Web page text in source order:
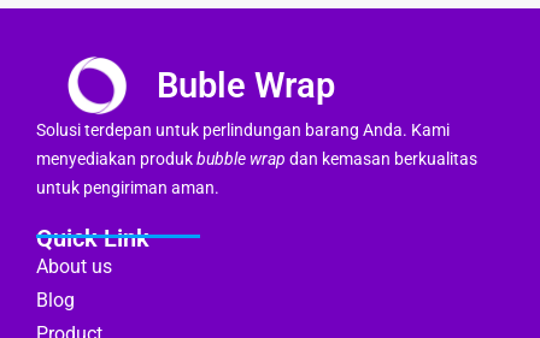
Buble Wrap
Solusi terdepan untuk perlindungan barang Anda. Kami
menyediakan produkbubble wrap dan kemasan berkualitas
untuk pengiriman aman.
Quick Link
About us
Blog
Product